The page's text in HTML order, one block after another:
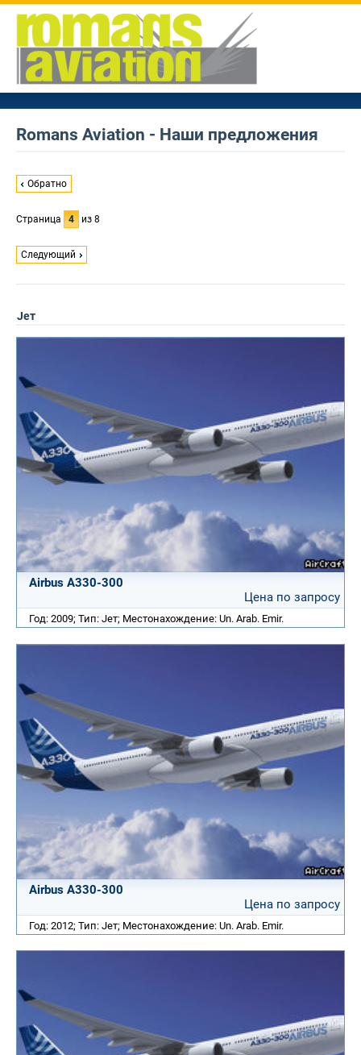
Romans Aviation - Наши предложения
Обратно
Страница 4 из 8
Следующий
Jет
Airbus A330-300
Цена по запросу
Год: 2009; Тип: Jет; Местонахождение: Un. Arab. Emir.
Airbus A330-300
Цена по запросу
Год: 2012; Тип: Jет; Местонахождение: Un. Arab. Emir.